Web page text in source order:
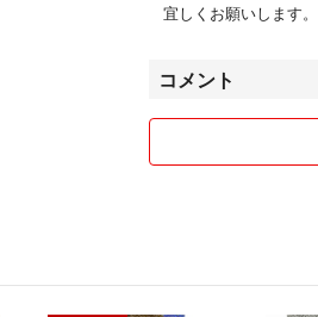
宜しくお願いします。
コメント